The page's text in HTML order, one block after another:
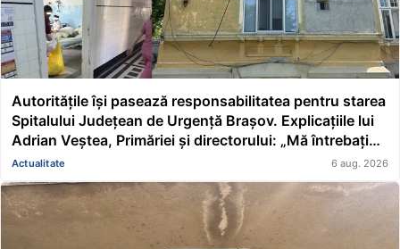
Autoritățile își pasează responsabilitatea pentru starea
Spitalului Județean de Urgență Brașov. Explicațiile lui
Adrian Veștea, Primăriei și directorului: „Mă întrebați
pe mine de ce nu s-au renovat în ultimii 36 de ani?”
Actualitate 6 aug. 2026